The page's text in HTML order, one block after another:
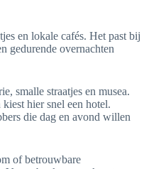
en lokale cafés. Het past bij
gedurende overnachten
smalle straatjes en musea.
hier snel een hotel.
die dag en avond willen
of betrouwbare